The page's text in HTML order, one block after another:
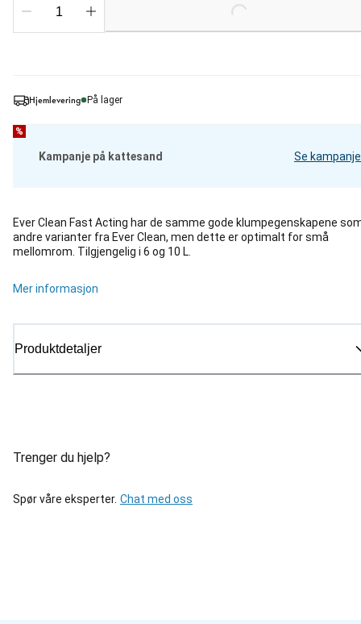
Hjemlevering På lager
%
Kampanje på kattesand Se kampanje
Ever Clean Fast Acting har de samme gode klumpegenskapene
andre varianter fra Ever Clean, men dette er optimalt for små
mellomrom. Tilgjengelig i 6 og 10 L.
Mer informasjon
Produktdetaljer
Trenger du hjelp?
Spør våre eksperter. Chat med oss
Loading...